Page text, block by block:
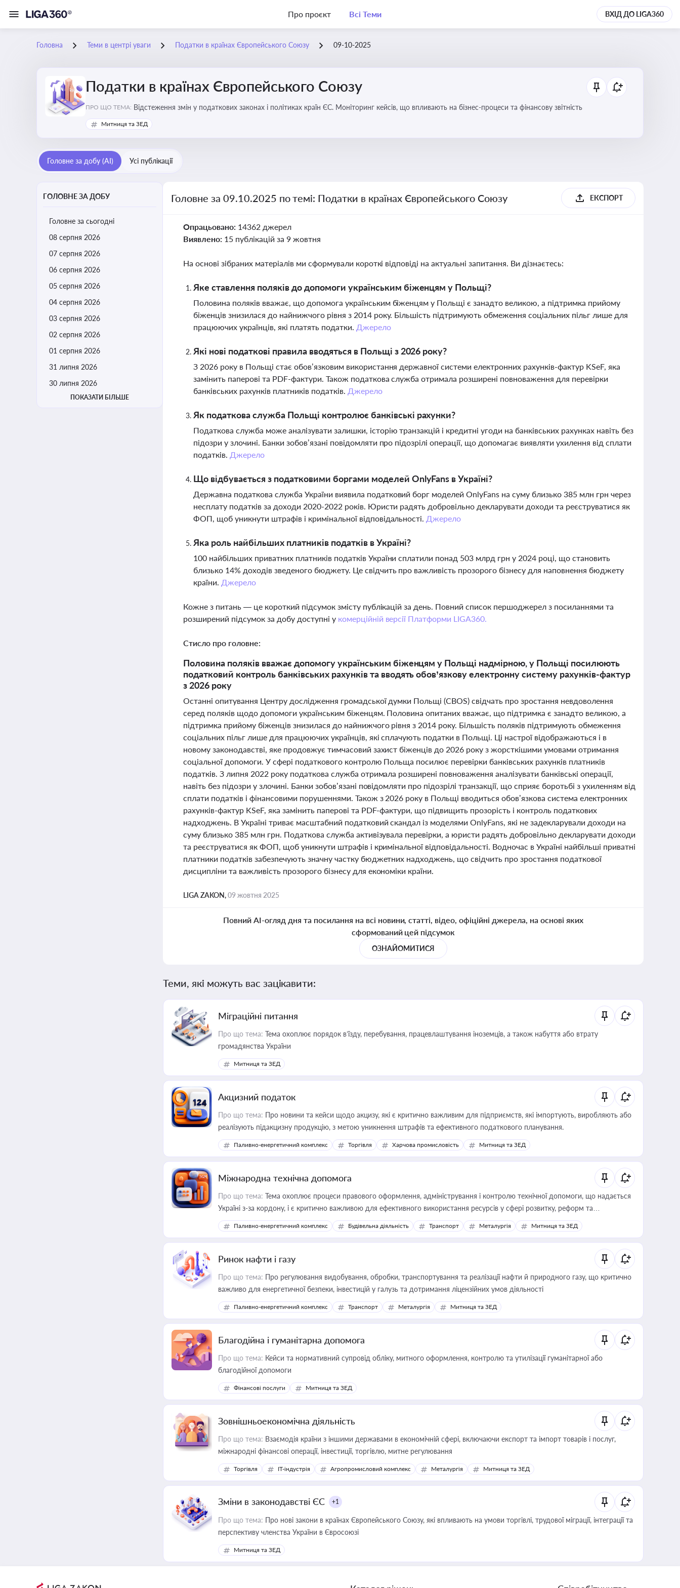
Про проєкт Всі Теми ВХІД ДО LIGA360
Головна Теми в центрі уваги Податки в країнах Європейського Союзу 09-10-2025
Податки в країнах Європейського Союзу
ПРО ЩО ТЕМА: Відстеження змін у податкових законах і політиках країн ЄС. Моніторинг кейсів, що впливають на бізнес-процеси та фінансову звітність
Митниця та ЗЕД
Головне за добу (AI) Усі публікації
ГОЛОВНЕ ЗА ДОБУ
Головне за сьогодні
08 серпня 2026
07 серпня 2026
06 серпня 2026
05 серпня 2026
04 серпня 2026
03 серпня 2026
02 серпня 2026
01 серпня 2026
31 липня 2026
30 липня 2026
ПОКАЗАТИ БІЛЬШЕ
Головне за 09.10.2025 по темі: Податки в країнах Європейського Союзу ЕКСПОРТ
Опрацьовано: 14362 джерел
Виявлено: 15 публікацій за 9 жовтня
На основі зібраних матеріалів ми сформували короткі відповіді на актуальні запитання. Ви дізнаєтесь:
Яке ставлення поляків до допомоги українським біженцям у Польщі?
Половина поляків вважає, що допомога українським біженцям у Польщі є занадто великою, а підтримка прийому
біженців знизилася до найнижчого рівня з 2014 року. Більшість підтримують обмеження соціальних пільг лише для
працюючих українців, які платять податки. Джерело
Які нові податкові правила вводяться в Польщі з 2026 року?
З 2026 року в Польщі стає обов’язковим використання державної системи електронних рахунків-фактур KSeF, яка
замінить паперові та PDF-фактури. Також податкова служба отримала розширені повноваження для перевірки
банківських рахунків платників податків. Джерело
Як податкова служба Польщі контролює банківські рахунки?
Податкова служба може аналізувати залишки, історію транзакцій і кредитні угоди на банківських рахунках навіть без
підозри у злочині. Банки зобов’язані повідомляти про підозрілі операції, що допомагає виявляти ухилення від сплати
податків. Джерело
Що відбувається з податковими боргами моделей OnlyFans в Україні?
Державна податкова служба України виявила податковий борг моделей OnlyFans на суму близько 385 млн грн через
несплату податків за доходи 2020-2022 років. Юристи радять добровільно декларувати доходи та реєструватися як
ФОП, щоб уникнути штрафів і кримінальної відповідальності. Джерело
Яка роль найбільших платників податків в Україні?
100 найбільших приватних платників податків України сплатили понад 503 млрд грн у 2024 році, що становить
близько 14% доходів зведеного бюджету. Це свідчить про важливість прозорого бізнесу для наповнення бюджету
країни. Джерело
Кожне з питань — це короткий підсумок змісту публікацій за день. Повний список першоджерел з посиланнями та
розширений підсумок за добу доступні у комерційній версії Платформи LIGA360.
Стисло про головне:
Половина поляків вважає допомогу українським біженцям у Польщі надмірною, у Польщі посилюють
податковий контроль банківських рахунків та вводять обов’язкову електронну систему рахунків-фактур
з 2026 року
Останні опитування Центру дослідження громадської думки Польщі (CBOS) свідчать про зростання невдоволення
серед поляків щодо допомоги українським біженцям. Половина опитаних вважає, що підтримка є занадто великою, а
підтримка прийому біженців знизилася до найнижчого рівня з 2014 року. Більшість поляків підтримують обмеження
соціальних пільг лише для працюючих українців, які сплачують податки в Польщі. Ці настрої відображаються і в
новому законодавстві, яке продовжує тимчасовий захист біженців до 2026 року з жорсткішими умовами отримання
соціальної допомоги. У сфері податкового контролю Польща посилює перевірки банківських рахунків платників
податків. З липня 2022 року податкова служба отримала розширені повноваження аналізувати банківські операції,
навіть без підозри у злочині. Банки зобов’язані повідомляти про підозрілі транзакції, що сприяє боротьбі з ухиленням від
сплати податків і фінансовими порушеннями. Також з 2026 року в Польщі вводиться обов’язкова система електронних
рахунків-фактур KSeF, яка замінить паперові та PDF-фактури, що підвищить прозорість і контроль податкових
надходжень. В Україні триває масштабний податковий скандал із моделями OnlyFans, які не задекларували доходи на
суму близько 385 млн грн. Податкова служба активізувала перевірки, а юристи радять добровільно декларувати доходи
та реєструватися як ФОП, щоб уникнути штрафів і кримінальної відповідальності. Водночас в Україні найбільші приватні
платники податків забезпечують значну частку бюджетних надходжень, що свідчить про зростання податкової
дисципліни та важливість прозорого бізнесу для економіки країни.
LIGA ZAKON,09 жовтня 2025
Повний AI-огляд дня та посилання на всі новини, статті, відео, офіційні джерела, на основі яких
сформований цей підсумок
ОЗНАЙОМИТИСЯ
Теми, які можуть вас зацікавити:
Міграційні питання
Про що тема: Тема охоплює порядок в’їзду, перебування, працевлаштування іноземців, а також набуття або втрату
громадянства України
Митниця та ЗЕД
Акцизний податок
Про що тема: Про новини та кейси щодо акцизу, які є критично важливим для підприємств, які імпортують, виробляють або
реалізують підакцизну продукцію, з метою уникнення штрафів та ефективного податкового планування.
Паливно-енергетичний комплекс Торгівля Харчова промисловість Митниця та ЗЕД
Міжнародна технічна допомога
Про що тема: Тема охоплює процеси правового оформлення, адміністрування і контролю технічної допомоги, що надається
Україні з-за кордону, і є критично важливою для ефективного використання ресурсів у сфері розвитку, реформ та
інфраструктурних проєктів
Паливно-енергетичний комплекс Будівельна діяльність Транспорт Металургія Митниця та ЗЕД
Ринок нафти і газу
Про що тема: Про регулювання видобування, обробки, транспортування та реалізації нафти й природного газу, що критично
важливо для енергетичної безпеки, інвестицій у галузь та дотримання ліцензійних умов діяльності
Паливно-енергетичний комплекс Транспорт Металургія Митниця та ЗЕД
Благодійна і гуманітарна допомога
Про що тема: Кейси та нормативний супровід обліку, митного оформлення, контролю та утилізації гуманітарної або
благодійної допомоги
Фінансові послуги Митниця та ЗЕД
Зовнішньоекономічна діяльність
Про що тема: Взаємодія країни з іншими державами в економічній сфері, включаючи експорт та імпорт товарів і послуг,
міжнародні фінансові операції, інвестиції, торгівлю, митне регулювання
Торгівля IT-індустрія Агропромисловий комплекс Металургія Митниця та ЗЕД
Зміни в законодавстві ЄС +1
Про що тема: Про нові закони в країнах Європейського Союзу, які впливають на умови торгівлі, трудової міграції, інтеграції та
перспективу членства України в Євросоюзі
Митниця та ЗЕД